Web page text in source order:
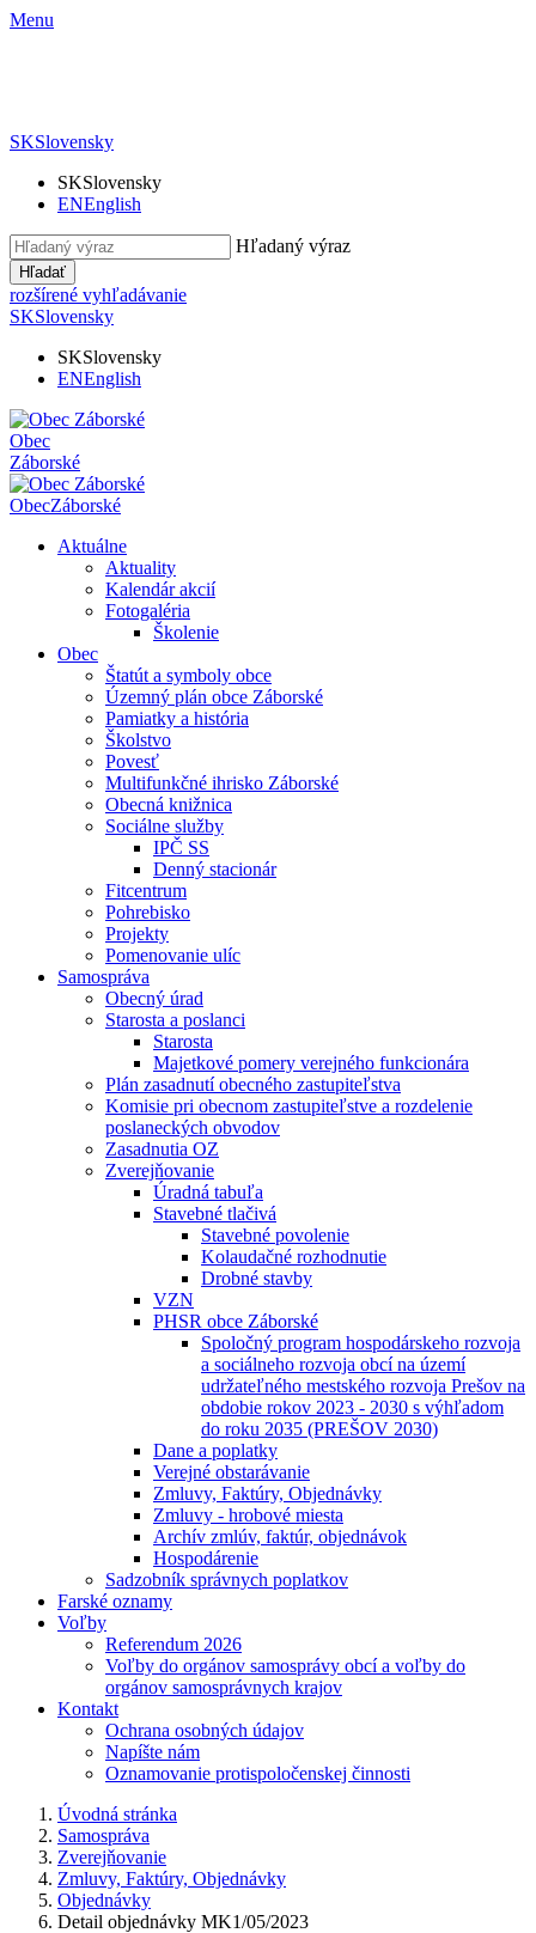
Menu
SKSlovensky
SKSlovensky
ENEnglish
Hľadaný výraz
Hľadať
rozšírené vyhľadávanie
SKSlovensky
SKSlovensky
ENEnglish
Obec
Záborské
ObecZáborské
Aktuálne
Aktuality
Kalendár akcií
Fotogaléria
Školenie
Obec
Štatút a symboly obce
Územný plán obce Záborské
Pamiatky a história
Školstvo
Povesť
Multifunkčné ihrisko Záborské
Obecná knižnica
Sociálne služby
IPČ SS
Denný stacionár
Fitcentrum
Pohrebisko
Projekty
Pomenovanie ulíc
Samospráva
Obecný úrad
Starosta a poslanci
Starosta
Majetkové pomery verejného funkcionára
Plán zasadnutí obecného zastupiteľstva
Komisie pri obecnom zastupiteľstve a rozdelenie
poslaneckých obvodov
Zasadnutia OZ
Zverejňovanie
Úradná tabuľa
Stavebné tlačivá
Stavebné povolenie
Kolaudačné rozhodnutie
Drobné stavby
VZN
PHSR obce Záborské
Spoločný program hospodárskeho rozvoja
a sociálneho rozvoja obcí na území
udržateľného mestského rozvoja Prešov na
obdobie rokov 2023 - 2030 s výhľadom
do roku 2035 (PREŠOV 2030)
Dane a poplatky
Verejné obstarávanie
Zmluvy, Faktúry, Objednávky
Zmluvy - hrobové miesta
Archív zmlúv, faktúr, objednávok
Hospodárenie
Sadzobník správnych poplatkov
Farské oznamy
Voľby
Referendum 2026
Voľby do orgánov samosprávy obcí a voľby do
orgánov samosprávnych krajov
Kontakt
Ochrana osobných údajov
Napíšte nám
Oznamovanie protispoločenskej činnosti
Úvodná stránka
Samospráva
Zverejňovanie
Zmluvy, Faktúry, Objednávky
Objednávky
Detail objednávky MK1/05/2023